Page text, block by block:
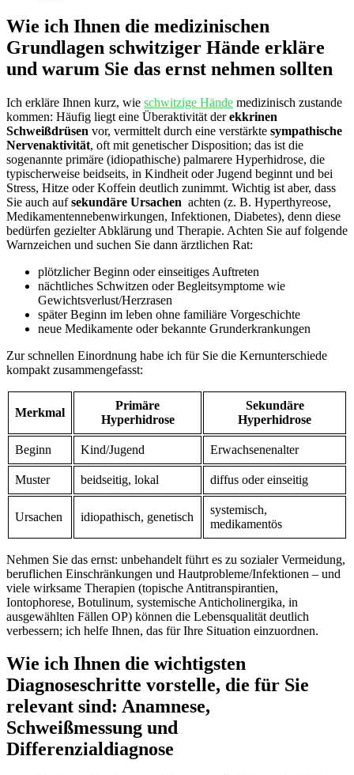
Wie ich Ihnen die ​medizinischen​
Grundlagen schwitziger Hände erkläre
und warum ⁣Sie das​ ernst nehmen sollten
Ich erkläre Ihnen kurz, wie ‍ schwitzige Hände medizinisch ⁤zustande
⁣kommen: Häufig liegt eine Überaktivität derekkrinen​
Schweißdrüsen ‍vor, vermittelt durch ‍eine verstärkte sympathische
⁤Nervenaktivität, oft mit genetischer Disposition; das‌ ist die
sogenannte primäre ⁢(idiopathische) palmarere Hyperhidrose, die
typischerweise beidseits, ‍in Kindheit oder Jugend beginnt und ⁢bei
Stress, Hitze oder Koffein deutlich zunimmt. ‌Wichtig ist aber,‍ dass
Sie auch ⁤aufsekundäre Ursachen ​ achten (z. B. Hyperthyreose,
Medikamentennebenwirkungen, ‌Infektionen,⁢ Diabetes), denn diese
bedürfen gezielter Abklärung und Therapie. Achten Sie auf folgende
⁣Warnzeichen und suchen Sie⁤ dann ärztlichen Rat:
plötzlicher Beginn oder einseitiges Auftreten
nächtliches Schwitzen oder Begleitsymptome wie
Gewichtsverlust/Herzrasen
später Beginn im ⁢leben ohne familiäre⁤ Vorgeschichte
neue Medikamente oder bekannte Grunderkrankungen
Zur schnellen Einordnung habe ich für Sie ​die ⁢Kernunterschiede
⁣kompakt ‌zusammengefasst:
Merkmal
Primäre
Hyperhidrose
Sekundäre
⁢Hyperhidrose
Beginn Kind/Jugend Erwachsenenalter
Muster beidseitig, lokal diffus oder‌ einseitig
Ursachen idiopathisch, genetisch
systemisch,
medikamentös
Nehmen Sie das ernst:⁢ unbehandelt führt es zu sozialer Vermeidung,
beruflichen Einschränkungen‍ und Hautprobleme/Infektionen – und
viele wirksame Therapien (topische Antitranspirantien,
Iontophorese, Botulinum, ⁤systemische⁣ Anticholinergika, in
ausgewählten Fällen OP) können die Lebensqualität ​deutlich
verbessern; ich helfe Ihnen, ⁢das für Ihre Situation einzuordnen.
Wie ich Ihnen die wichtigsten
‍Diagnoseschritte vorstelle, die für Sie
relevant sind: Anamnese,
Schweißmessung und
Differenzialdiagnose